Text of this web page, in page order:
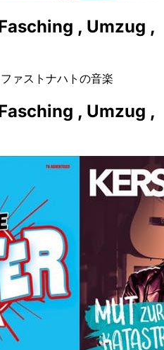
, Umzug ,
ァストナハトの音楽
, Umzug ,